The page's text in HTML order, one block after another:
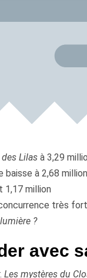
Lilasà 3,29
à 2,68
million
très
?
avec
Les mystères du